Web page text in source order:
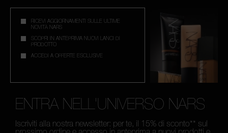
RICEVI AGGIORNAMENTI SULLE ULTIME
NOVITÀ NARS
SCOPRI IN ANTEPRIMA NUOVI LANCI DI
PRODOTTO
ACCEDI A OFFERTE ESCLUSIVE
ENTRA NELL'UNIVERSO NARS
Iscriviti alla nostra newsletter: per te, il 15% di sconto** sul